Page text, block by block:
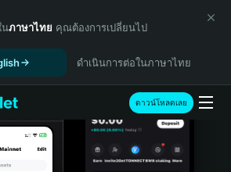
นภาษาไทย คุณต้องการเปลี่ยนไป
ดำเนินการต่อในภาษาไทย
ดาวน์โหลดเลย